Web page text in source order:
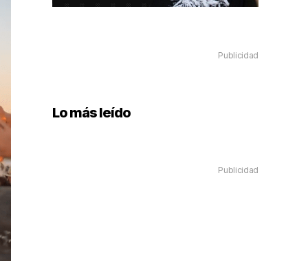
Publicidad
Lo más leído
Publicidad